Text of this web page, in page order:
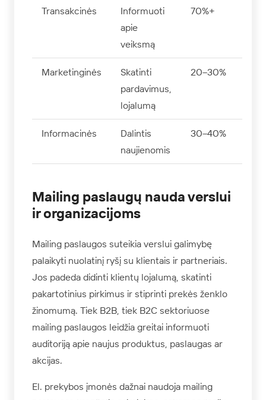
Transakcinės
Informuoti
apie
veiksmą
70%+
Marketinginės
Skatinti
pardavimus,
lojalumą
20–30%
Informacinės
Dalintis
naujienomis
30–40%
Mailing paslaugų nauda verslui
ir organizacijoms
Mailing paslaugos suteikia verslui galimybę
palaikyti nuolatinį ryšį su klientais ir partneriais.
Jos padeda didinti klientų lojalumą, skatinti
pakartotinius pirkimus ir stiprinti prekės ženklo
žinomumą. Tiek B2B, tiek B2C sektoriuose
mailing paslaugos leidžia greitai informuoti
auditoriją apie naujus produktus, paslaugas ar
akcijas.
El. prekybos įmonės dažnai naudoja mailing